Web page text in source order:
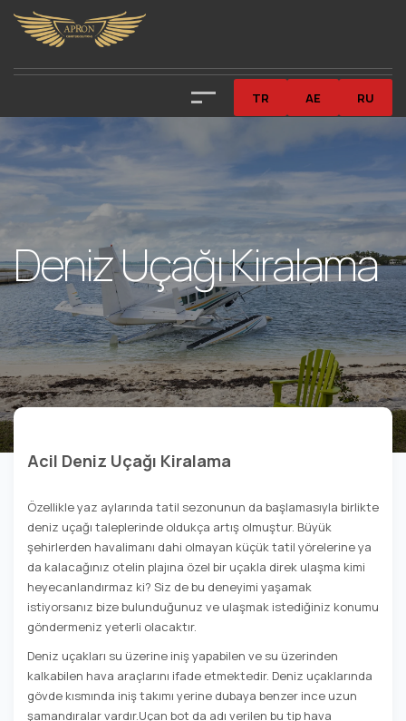
TR AE RU
Deniz Uçağı Kiralama
Acil Deniz Uçağı Kiralama
Özellikle yaz aylarında tatil sezonunun da başlamasıyla birlikte
deniz uçağı taleplerinde oldukça artış olmuştur. Büyük
şehirlerden havalimanı dahi olmayan küçük tatil yörelerine ya
da kalacağınız otelin plajına özel bir uçakla direk ulaşma kimi
heyecanlandırmaz ki? Siz de bu deneyimi yaşamak
istiyorsanız bize bulunduğunuz ve ulaşmak istediğiniz konumu
göndermeniz yeterli olacaktır.
Deniz uçakları su üzerine iniş yapabilen ve su üzerinden
kalkabilen hava araçlarını ifade etmektedir. Deniz uçaklarında
gövde kısmında iniş takımı yerine dubaya benzer ince uzun
şamandıralar vardır.Uçan bot da adı verilen bu tip hava